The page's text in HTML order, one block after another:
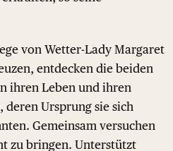
von Wetter-Lady Margaret
entdecken die beiden
ihren Leben und ihren
deren Ursprung sie sich
Gemeinsam versuchen
zu bringen. Unterstützt